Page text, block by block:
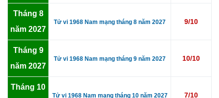
Tháng 8
năm 2027
Tử vi 1968 Nam mạng tháng 8 năm 2027 9/10
Tháng 9
năm 2027
Tử vi 1968 Nam mạng tháng 9 năm 2027 10/10
Tháng 10
Tử vi 1968 Nam mạng tháng 10 năm 2027 7/10